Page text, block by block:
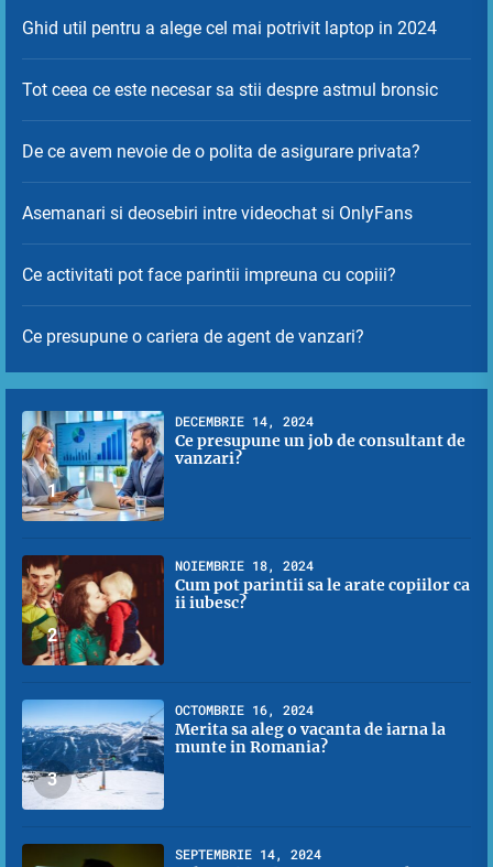
Ghid util pentru a alege cel mai potrivit laptop in 2024
Tot ceea ce este necesar sa stii despre astmul bronsic
De ce avem nevoie de o polita de asigurare privata?
Asemanari si deosebiri intre videochat si OnlyFans
Ce activitati pot face parintii impreuna cu copiii?
Ce presupune o cariera de agent de vanzari?
1
DECEMBRIE 14, 2024
Ce presupune un job de consultant de
vanzari?
2
NOIEMBRIE 18, 2024
Cum pot parintii sa le arate copiilor ca
ii iubesc?
3
OCTOMBRIE 16, 2024
Merita sa aleg o vacanta de iarna la
munte in Romania?
SEPTEMBRIE 14, 2024